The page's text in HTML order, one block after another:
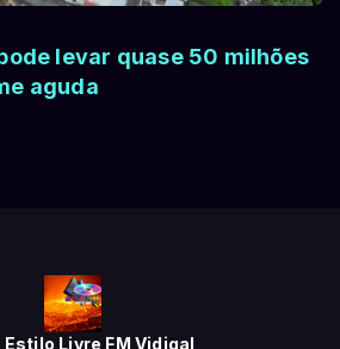
levar quase 50 milhões
aguda
Estilo Livre FM Vidigal